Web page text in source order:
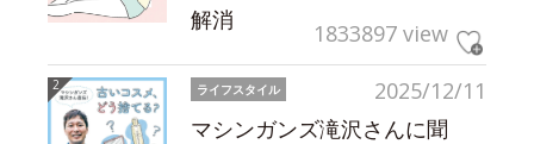
解消
1833897 view
2025/12/11
ライフスタイル
マシンガンズ滝沢さんに聞